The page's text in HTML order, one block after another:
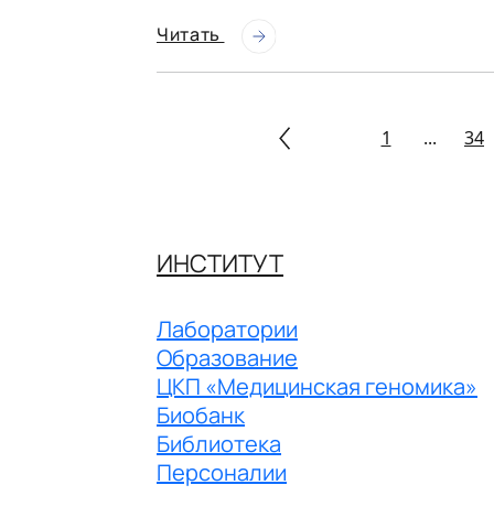
Читать
1 ... 34
ИНСТИТУТ
Лаборатории
Образование
ЦКП «Медицинская геномика»
Биобанк
Библиотека
Персоналии